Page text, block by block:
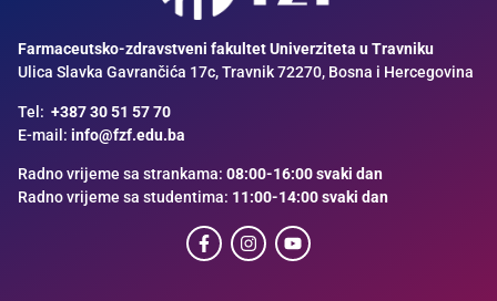
Farmaceutsko-zdravstveni fakultet Univerziteta u Travniku
Ulica Slavka Gavrančića 17c, Travnik 72270, Bosna i Hercegovina
Tel: +387 30 51 57 70
E-mail: info@fzf.edu.ba
Radno vrijeme sa strankama: 08:00-16:00 svaki dan
Radno vrijeme sa studentima: 11:00-14:00 svaki dan